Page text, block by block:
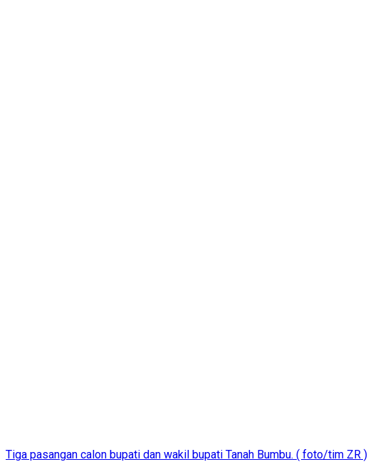
Tiga pasangan calon bupati dan wakil bupati Tanah Bumbu. ( foto/tim ZR )